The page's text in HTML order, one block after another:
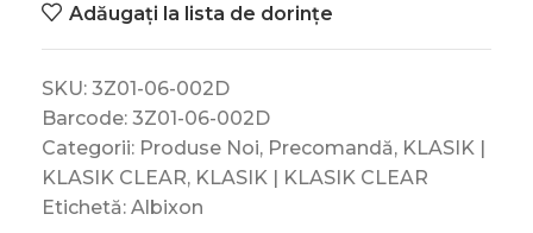
Adăugați la lista de dorințe
SKU: 3Z01-06-002D
Barcode: 3Z01-06-002D
Categorii: Produse Noi, Precomandă, KLASIK |
KLASIK CLEAR, KLASIK | KLASIK CLEAR
Etichetă: Albixon